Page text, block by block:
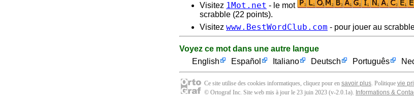
Visitez 1Mot.net - le mot
scrabble (22 points).
Visitez www.BestWordClub.com - pour jouer au
Voyez ce mot dans une autre langue
English
Español Italiano Deutsch Português
Ce site utilise des cookies informatiques, cliquez pour en savoir plus. Politique vie
© Ortograf Inc. Site web mis à jour le 23 juin 2023 (v-2.0.1a). Informations &